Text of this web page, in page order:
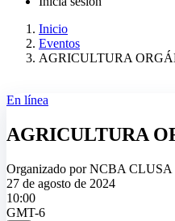
Inicio
Eventos
AGRICULTURA
En línea
AGRICULTURA
Organizado por NCBA CLUSA
27 de agosto de 2024
10:00
GMT-6